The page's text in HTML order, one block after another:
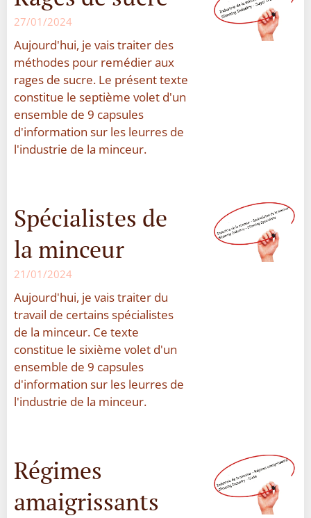
27/01/2024
Aujourd'hui, je vais traiter des
méthodes pour remédier aux
rages de sucre. Le présent texte
constitue le septième volet d'un
ensemble de 9 capsules
d'information sur les leurres de
l'industrie de la minceur.
Spécialistes de
la minceur
21/01/2024
Aujourd'hui, je vais traiter du
travail de certains spécialistes
de la minceur. Ce texte
constitue le sixième volet d'un
ensemble de 9 capsules
d'information sur les leurres de
l'industrie de la minceur.
Régimes
amaigrissants